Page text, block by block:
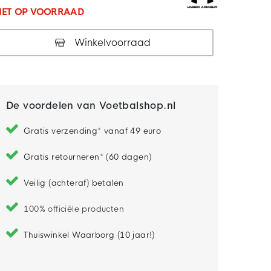
OP VOORRAAD
Winkelvoorraad
De voordelen van Voetbalshop.nl
Gratis verzending* vanaf 49 euro
Gratis retourneren* (60 dagen)
Veilig (achteraf) betalen
100% officiële producten
Thuiswinkel Waarborg (10 jaar!)